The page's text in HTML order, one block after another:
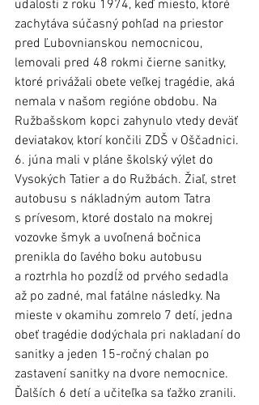
udalosti z roku 1974, keď miesto, ktoré
zachytáva súčasný pohľad na priestor
pred Ľubovnianskou nemocnicou,
lemovali pred 48 rokmi čierne sanitky,
ktoré privážali obete veľkej tragédie, aká
nemala v našom regióne obdobu. Na
Ružbašskom kopci zahynulo vtedy deväť
deviatakov, ktorí končili ZDŠ v Oščadnici.
6. júna mali v pláne školský výlet do
Vysokých Tatier a do Ružbách. Žiaľ, stret
autobusu s nákladným autom Tatra
s prívesom, ktoré dostalo na mokrej
vozovke šmyk a uvoľnená bočnica
prenikla do ľavého boku autobusu
a roztrhla ho pozdĺž od prvého sedadla
až po zadné, mal fatálne následky. Na
mieste v okamihu zomrelo 7 detí, jedna
obeť tragédie dodýchala pri nakladaní do
sanitky a jeden 15-ročný chalan po
zastavení sanitky na dvore nemocnice.
Ďalších 6 detí a učiteľka sa ťažko zranili.